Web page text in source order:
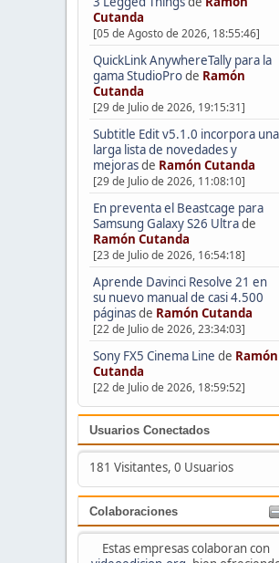
Cutanda
[05 de Agosto de 2026, 18:55:46]
QuickLink AnywhereTally para la
gama StudioProde Ramón
Cutanda
[29 de Julio de 2026, 19:15:31]
Subtitle Edit v5.1.0 incorpora una
larga lista de novedades y
mejorasde Ramón Cutanda
[29 de Julio de 2026, 11:08:10]
En preventa el Beastcage para
Samsung Galaxy S26 Ultrade
Ramón Cutanda
[23 de Julio de 2026, 16:54:18]
Aprende Davinci Resolve 21 en
su nuevo manual de casi 4.500
páginasde Ramón Cutanda
[22 de Julio de 2026, 23:34:03]
Sony FX5 Cinema Line de Ramón
Cutanda
[22 de Julio de 2026, 18:59:52]
Usuarios Conectados
181 Visitantes, 0 Usuarios
Colaboraciones
Estas empresas colaboran con